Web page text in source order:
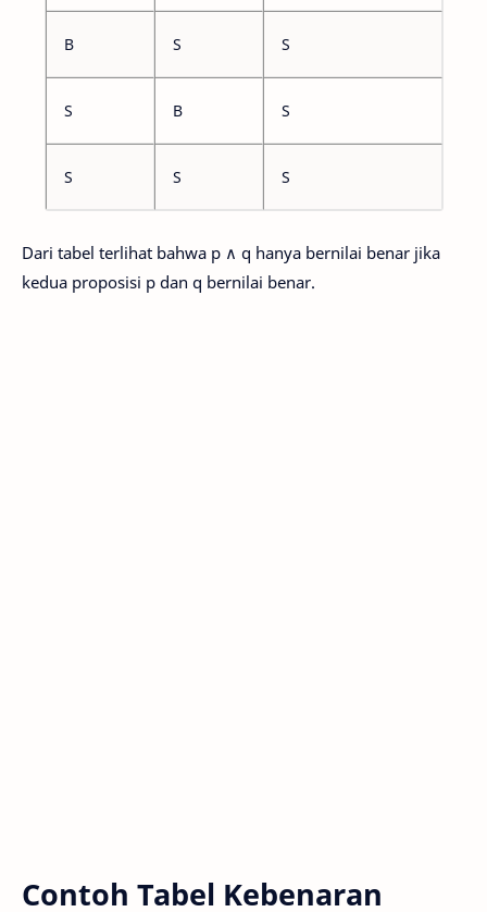
B S S
S B S
S S S
Dari tabel terlihat bahwa p ∧ q hanya bernilai benar jika
kedua proposisi p dan q bernilai benar.
Contoh Tabel Kebenaran